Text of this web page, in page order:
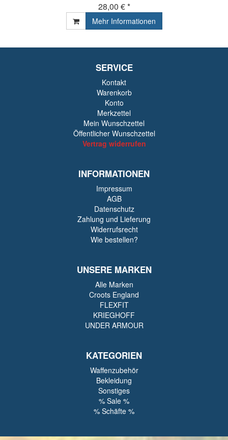
28,00 € *
Mehr Informationen
SERVICE
Kontakt
Warenkorb
Konto
Merkzettel
Mein Wunschzettel
Öffentlicher Wunschzettel
Vertrag widerrufen
INFORMATIONEN
Impressum
AGB
Datenschutz
Zahlung und Lieferung
Widerrufsrecht
Wie bestellen?
UNSERE MARKEN
Alle Marken
Croots England
FLEXFIT
KRIEGHOFF
UNDER ARMOUR
KATEGORIEN
Waffenzubehör
Bekleidung
Sonstiges
% Sale %
% Schäfte %